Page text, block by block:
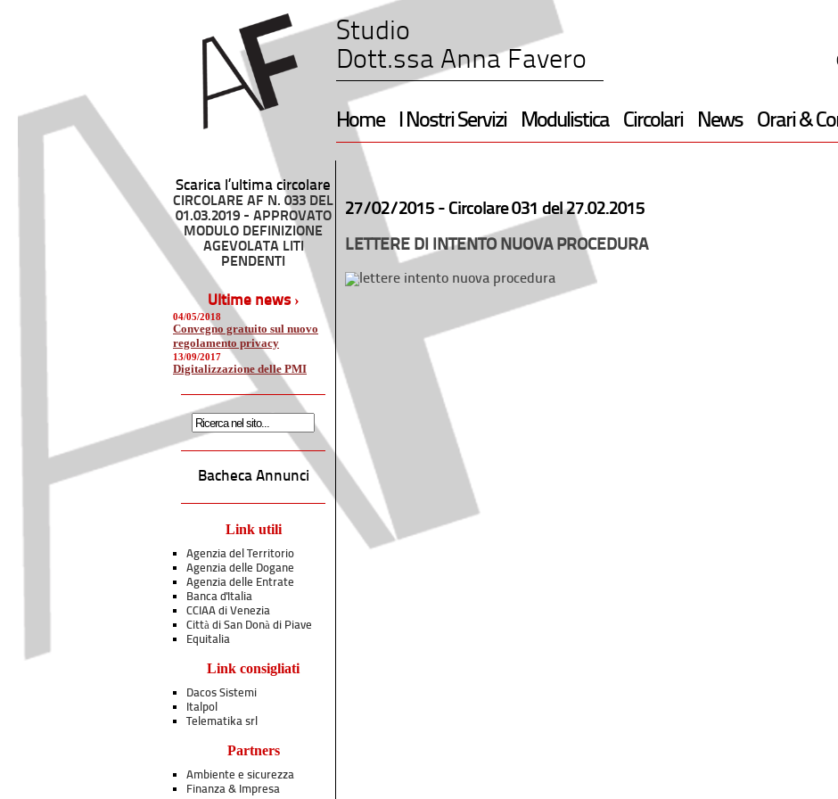
Studio
Dott.ssa Anna Favero
Home I Nostri Servizi Modulistica Circolari News Orari &
Scarica l’ultima circolare
CIRCOLARE AF N. 033 DEL
01.03.2019 - APPROVATO
MODULO DEFINIZIONE
AGEVOLATA LITI
PENDENTI
Ultime news ›
04/05/2018
Convegno gratuito sul nuovo
regolamento privacy
13/09/2017
Digitalizzazione delle PMI
Bacheca Annunci
Link utili
Agenzia del Territorio
Agenzia delle Dogane
Agenzia delle Entrate
Banca d'Italia
CCIAA di Venezia
Città di San Donà di Piave
Equitalia
Link consigliati
Dacos Sistemi
Italpol
Telematika srl
Partners
Ambiente e sicurezza
Finanza & Impresa
27/02/2015 - Circolare 031 del 27.02.2015
LETTERE DI INTENTO NUOVA PROCEDURA